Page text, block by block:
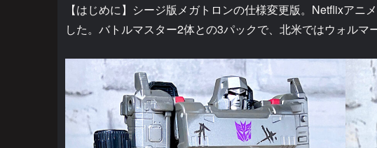
【はじめに】シージ版メガトロンの仕様変更版。Netflixアニ
した。バトルマスター2体との3パックで、北米ではウォルマ